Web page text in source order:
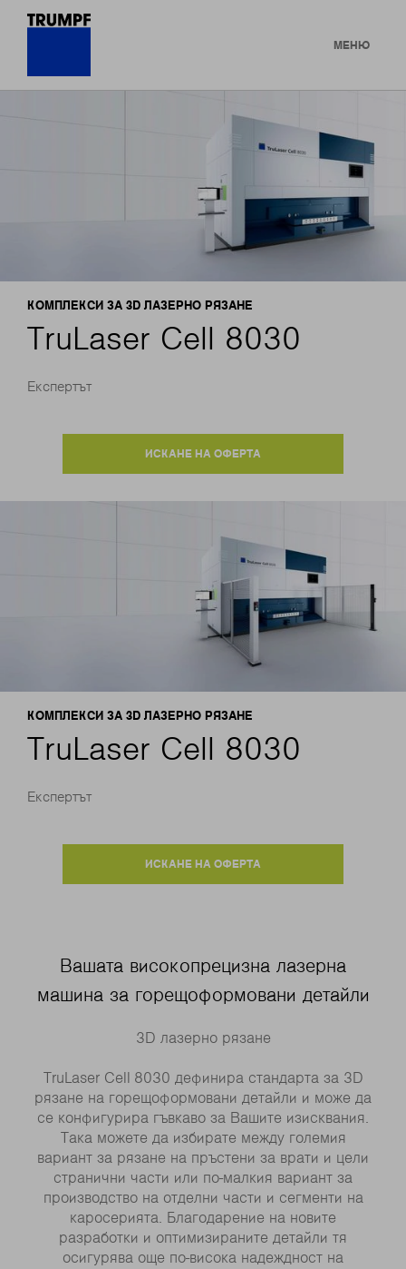
МЕНЮ
КОМПЛЕКСИ ЗА 3D ЛАЗЕРНО РЯЗАНЕ
TruLaser Cell 8030
Експертът
ИСКАНЕ НА ОФЕРТА
КОМПЛЕКСИ ЗА 3D ЛАЗЕРНО РЯЗАНЕ
TruLaser Cell 8030
Експертът
ИСКАНЕ НА ОФЕРТА
Вашата високопрецизна лазерна
машина за горещоформовани детайли
3D лазерно рязане
TruLaser Cell 8030 дефинира стандарта за 3D
рязане на горещоформовани детайли и може да
се конфигурира гъвкаво за Вашите изисквания.
Така можете да избирате между големия
вариант за рязане на пръстени за врати и цели
странични части или по-малкия вариант за
производство на отделни части и сегменти на
каросерията. Благодарение на новите
разработки и оптимизираните детайли тя
осигурява още по-висока надеждност на